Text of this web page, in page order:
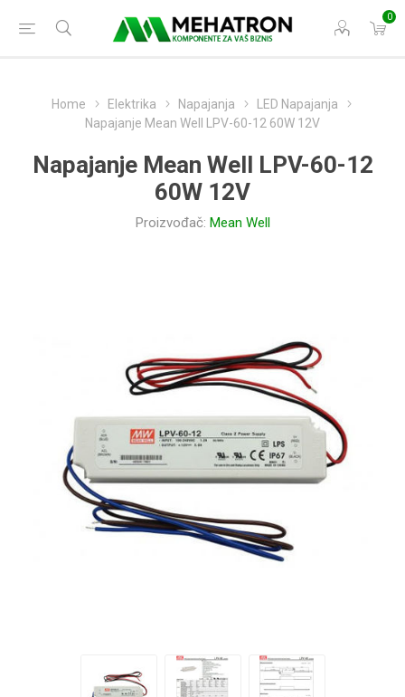
0
Home Elektrika Napajanja
LED Napajanja
Napajanje Mean Well LPV-60-12 60W 12V
Napajanje Mean Well LPV-60-12
60W 12V
Proizvođač: Mean Well